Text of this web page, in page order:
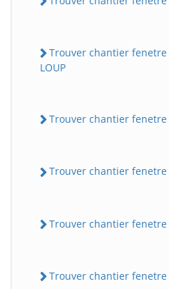
Trouver chantier fenetre
LOUP
Trouver chantier fenetre
Trouver chantier fenetre
Trouver chantier fenetre
Trouver chantier fenetre